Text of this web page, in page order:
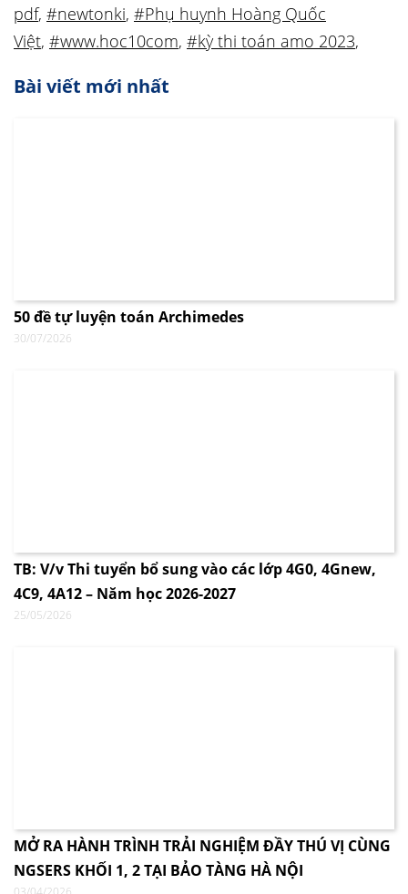
pdf, #newtonki, #Phụ huynh Hoàng Quốc
Việt, #www.hoc10com, #kỳ thi toán amo 2023,
Bài viết mới nhất
50 đề tự luyện toán Archimedes
30/07/2026
TB: V/v Thi tuyển bổ sung vào các lớp 4G0, 4Gnew,
4C9, 4A12 – Năm học 2026-2027
25/05/2026
MỞ RA HÀNH TRÌNH TRẢI NGHIỆM ĐẦY THÚ VỊ CÙNG
NGSERS KHỐI 1, 2 TẠI BẢO TÀNG HÀ NỘI